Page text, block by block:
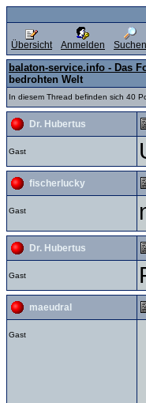
Übersicht Anmelden Suchen
balaton-service.info - Das
bedrohten Welt
In diesem Thread befinden sich 40
Dr. Hubertus
Gast
fischerlucky
Gast
Dr. Hubertus
Gast
maeudral
Gast